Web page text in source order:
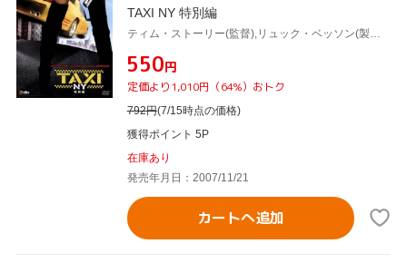
TAXI NY 特別編
¥550円
定価より1,010円（64%）おトク
792円(7/15時点の価格)
獲得ポイント 5P
在庫あり
発売年月日：2007/11/21
カートへ追加